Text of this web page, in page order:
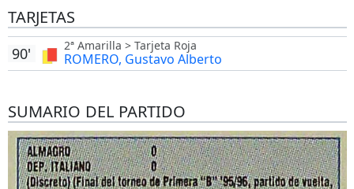
TARJETAS
2ª Amarilla > Tarjeta Roja
ROMERO, Gustavo Alberto
90'
SUMARIO DEL PARTIDO